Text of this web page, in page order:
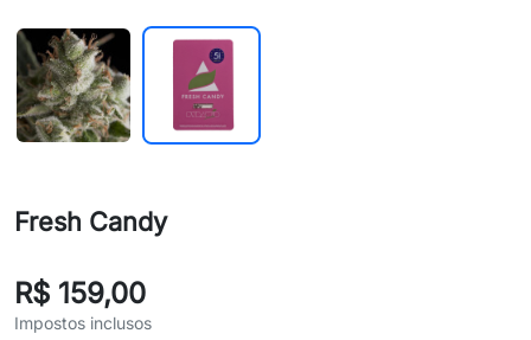
Fresh Candy
R$ 159,00
Impostos inclusos